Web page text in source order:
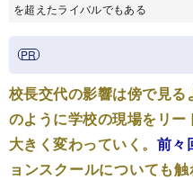
を超えたライバルでもある
校長交代の影響は傍で見
のように学校の現場をリ
大きく変わっていく。 前々
ョンスクールについても